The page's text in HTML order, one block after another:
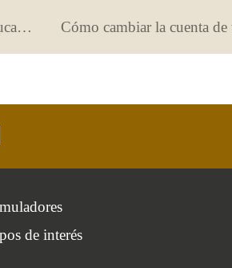
RTVE y los promotores del Plan de Educación Financiera firman un convenio para fomentar la educación financiera
rss
de interés